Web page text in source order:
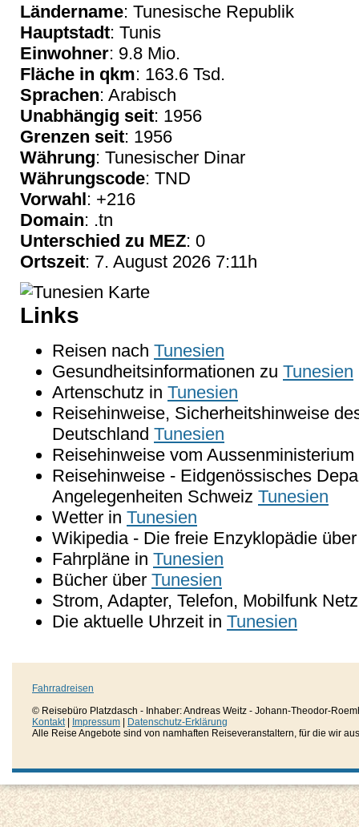
Ländername: Tunesische Republik
Hauptstadt: Tunis
Einwohner: 9.8 Mio.
Fläche in qkm: 163.6 Tsd.
Sprachen: Arabisch
Unabhängig seit: 1956
Grenzen seit: 1956
Währung: Tunesischer Dinar
Währungscode: TND
Vorwahl: +216
Domain: .tn
Unterschied zu MEZ: 0
Ortszeit: 7. August 2026 7:11h
Links
Reisen nach Tunesien
Gesundheitsinformationen zu Tunesien
Artenschutz in Tunesien
Reisehinweise, Sicherheitshinweise
Deutschland Tunesien
Reisehinweise vom
Reisehinweise - Eidgenössisches
Angelegenheiten Schweiz Tunesien
Wetter in Tunesien
Wikipedia - Die freie Enzyklopädie
Fahrpläne in Tunesien
Bücher über Tunesien
Strom, Adapter, Telefon, Mobilfunk
Die aktuelle Uhrzeit in Tunesien
Fahrradreisen
© Reisebüro Platzdasch - Inhaber: Andreas Weitz - Johann-Theodor-
Kontakt| Impressum
Datenschutz-Erklärung
Alle Reise Angebote sind von namhaften Reiseveranstaltern, für die wir